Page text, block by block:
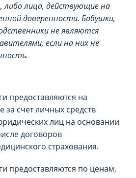
либо лица, действующие на
доверенности. Бабушки,
не являются
если на них не
предоставляются на
за счет личных средств
лиц на основании
договоров
страхования.
предоставляются по ценам,